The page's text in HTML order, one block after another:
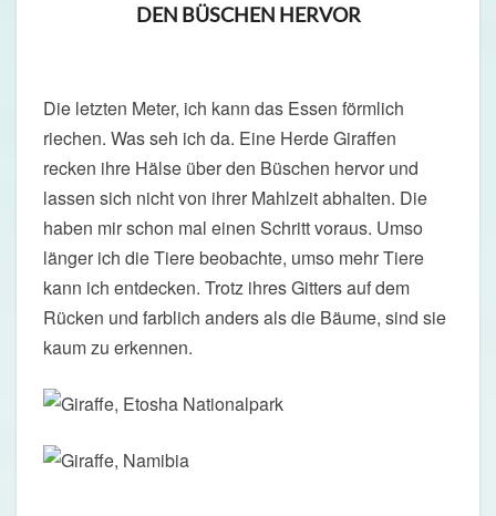
DEN BÜSCHEN HERVOR
Die letzten Meter, ich kann das Essen förmlich
riechen. Was seh ich da. Eine Herde Giraffen
recken ihre Hälse über den Büschen hervor und
lassen sich nicht von ihrer Mahlzeit abhalten. Die
haben mir schon mal einen Schritt voraus. Umso
länger ich die Tiere beobachte, umso mehr Tiere
kann ich entdecken. Trotz ihres Gitters auf dem
Rücken und farblich anders als die Bäume, sind sie
kaum zu erkennen.